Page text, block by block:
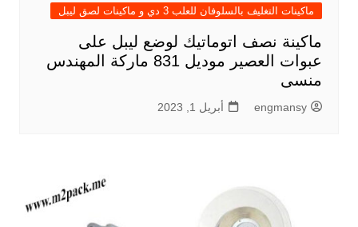
ماكينات التغليف بالسلوفان للعلب 3 دي و ماكينات لصق ليبل
ماكينة نصف اتوماتيك لوضع ليبل على
عبوات العصير موديل 831 ماركة المهندس
منسى
engmansy أبريل 1, 2023